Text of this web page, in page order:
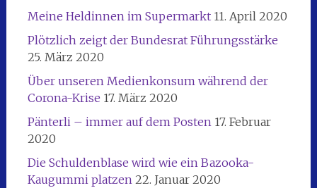
Meine Heldinnen im Supermarkt 11. April 2020
Plötzlich zeigt der Bundesrat Führungsstärke
25. März 2020
Über unseren Medienkonsum während der
Corona-Krise 17. März 2020
Pänterli – immer auf dem Posten 17. Februar
2020
Die Schuldenblase wird wie ein Bazooka-
Kaugummi platzen 22. Januar 2020